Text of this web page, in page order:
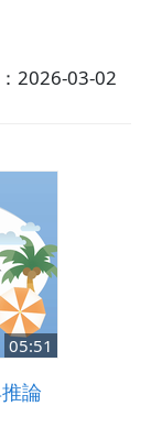
2026-03-02
05:51
論